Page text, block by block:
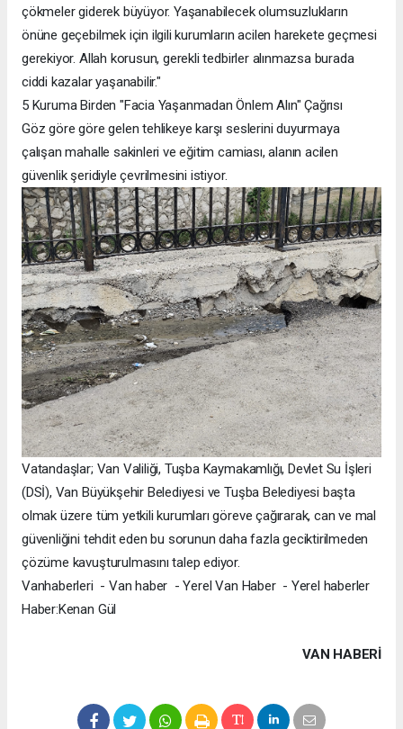
çökmeler giderek büyüyor. Yaşanabilecek olumsuzlukların
önüne geçebilmek için ilgili kurumların acilen harekete geçmesi
gerekiyor. Allah korusun, gerekli tedbirler alınmazsa burada
ciddi kazalar yaşanabilir."
​5 Kuruma Birden "Facia Yaşanmadan Önlem Alın" Çağrısı
​Göz göre göre gelen tehlikeye karşı seslerini duyurmaya
çalışan mahalle sakinleri ve eğitim camiası, alanın acilen
güvenlik şeridiyle çevrilmesini istiyor.
​Vatandaşlar; Van Valiliği, Tuşba Kaymakamlığı, Devlet Su İşleri
(DSİ), Van Büyükşehir Belediyesi ve Tuşba Belediyesi başta
olmak üzere tüm yetkili kurumları göreve çağırarak, can ve mal
güvenliğini tehdit eden bu sorunun daha fazla geciktirilmeden
çözüme kavuşturulmasını talep ediyor.
Vanhaberleri - Van haber - Yerel Van Haber - Yerel haberler
Haber:Kenan Gül
VAN HABERİ